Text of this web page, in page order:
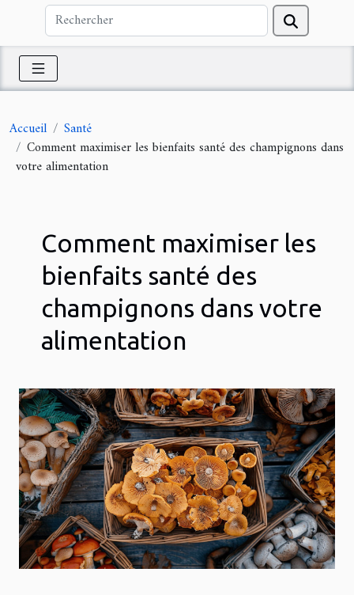
Accueil
Santé
Comment maximiser les bienfaits santé des champignons dans
votre alimentation
Comment maximiser les
bienfaits santé des
champignons dans votre
alimentation